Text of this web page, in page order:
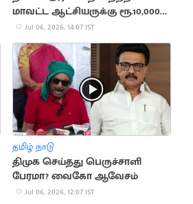
மாவட்ட ஆட்சியருக்கு ரூ.10,000
அபராதம்
Jul 06, 2026, 14:07 IST
தமிழ் நாடு
திமுக செய்தது பெருச்சாளி
பேரமா? வைகோ ஆவேசம்
Jul 06, 2026, 12:07 IST